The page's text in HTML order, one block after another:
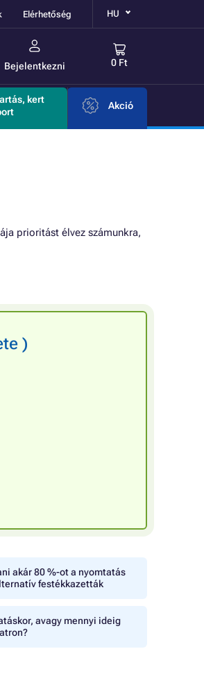
Elérhetőség HU
Bejelentkezni 0 Ft
kert
Akció
prioritást élvez számunkra,
)
akár 80 %-ot a nyomtatás
festékkazetták
avagy mennyi ideig